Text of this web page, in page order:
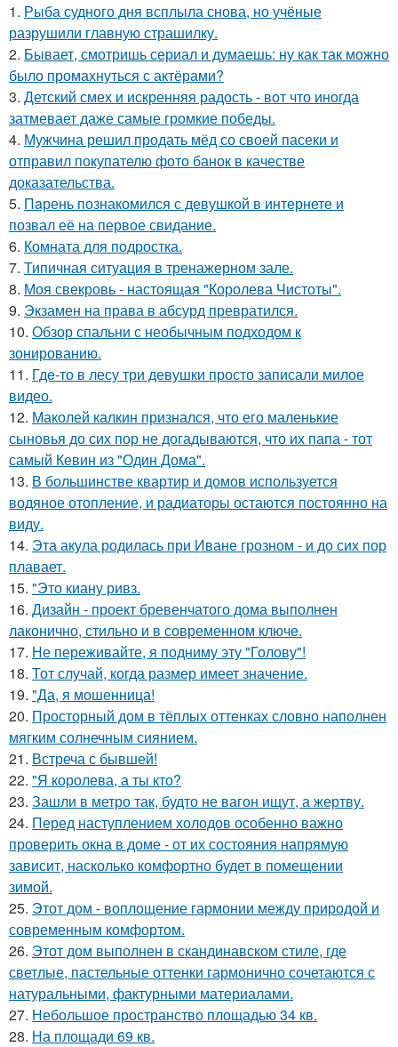
1. Рыба судного дня всплыла снова, но учёные
разрушили главную страшилку.
2. Бывает, смотришь сериал и думаешь: ну как так можно
было промахнуться с актёрами?
3. Детский смех и искренняя радость - вот что иногда
затмевает даже самые громкие победы.
4. Мужчина решил продать мёд со своей пасеки и
отправил покупателю фото банок в качестве
доказательства.
5. Пaрень познакомился с девушкой в интернете и
позвал её на первое свидание.
6. Комната для подростка.
7. Типичная ситуация в тренажерном зале.
8. Моя свекровь - настоящая "Королева Чистоты".
9. Экзамен на права в абсурд превратился.
10. Обзор спальни с необычным подходом к
зонированию.
11. Гдe-то в лесу три девушки просто записали милое
видео.
12. Маколей калкин признался, что его маленькие
сыновья до сих пор не догадываются, что их папа - тот
самый Кевин из "Один Дома".
13. В большинстве квартир и домов используется
водяное отопление, и радиаторы остаются постоянно на
виду.
14. Эта акула родилась при Иване грозном - и до сих пор
плавает.
15. "Это киану ривз.
16. Дизайн - проект бревенчатого дома выполнен
лаконично, стильно и в современном ключе.
17. Не переживайте, я подниму эту "Голову"!
18. Тот случай, когда размер имеет значение.
19. "Да, я мошенница!
20. Просторный дом в тёплых оттенках словно наполнен
мягким солнечным сиянием.
21. Встреча с бывшей!
22. "Я королева, а ты кто?
23. Зашли в метро так, будто не вагон ищут, а жертву.
24. Перед наступлением холодов особенно важно
проверить окна в доме - от их состояния напрямую
зависит, насколько комфортно будет в помещении
зимой.
25. Этот дом - воплощение гармонии между природой и
современным комфортом.
26. Этот дом выполнен в скандинавском стиле, где
светлые, пастельные оттенки гармонично сочетаются с
натуральными, фактурными материалами.
27. Небольшое пространство площадью 34 кв.
28. На площади 69 кв.